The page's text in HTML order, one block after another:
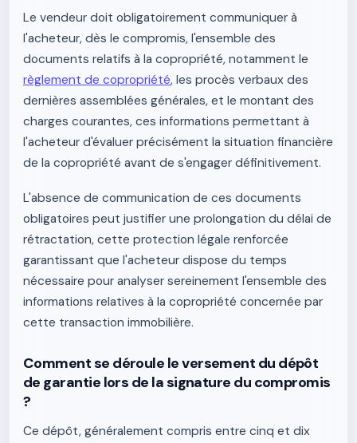
Le vendeur doit obligatoirement communiquer à
l'acheteur, dès le compromis, l'ensemble des
documents relatifs à la copropriété, notamment le
règlement de copropriété, les procès verbaux des
dernières assemblées générales, et le montant des
charges courantes, ces informations permettant à
l'acheteur d'évaluer précisément la situation financière
de la copropriété avant de s'engager définitivement.
L'absence de communication de ces documents
obligatoires peut justifier une prolongation du délai de
rétractation, cette protection légale renforcée
garantissant que l'acheteur dispose du temps
nécessaire pour analyser sereinement l'ensemble des
informations relatives à la copropriété concernée par
cette transaction immobilière.
Comment se déroule le versement du dépôt
de garantie lors de la signature du compromis
?
Ce dépôt, généralement compris entre cinq et dix